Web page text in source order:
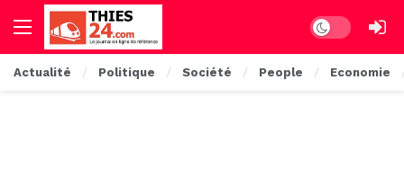
Dark mode
Actualité Politique Société People Economie